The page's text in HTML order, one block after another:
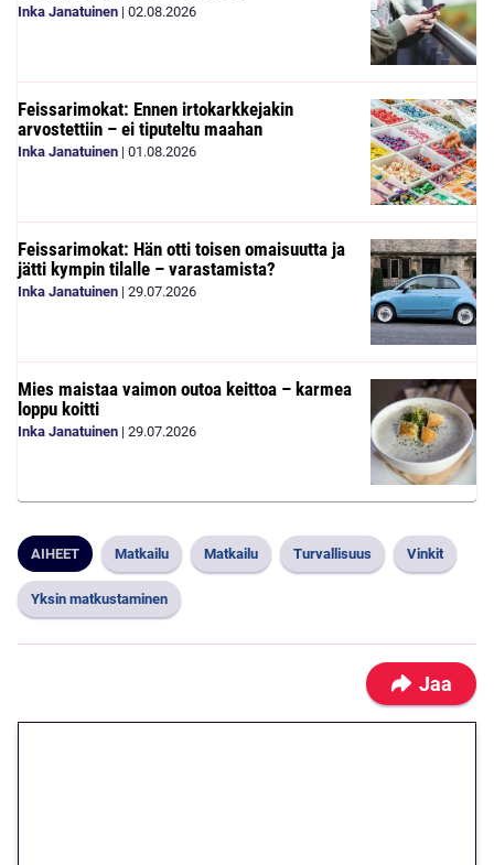
Inka Janatuinen | 02.08.2026
Feissarimokat: Ennen irtokarkkejakin
arvostettiin – ei tiputeltu maahan
Inka Janatuinen | 01.08.2026
Feissarimokat: Hän otti toisen omaisuutta ja
jätti kympin tilalle – varastamista?
Inka Janatuinen | 29.07.2026
Mies maistaa vaimon outoa keittoa – karmea
loppu koitti
Inka Janatuinen | 29.07.2026
AIHEET Matkailu Matkailu Turvallisuus Vinkit
Yksin matkustaminen
Jaa